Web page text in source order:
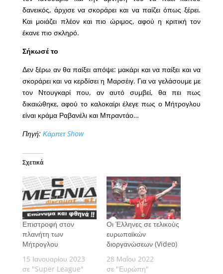
δανεικός, άρχισε να σκοράρει και να παίζει όπως ξέρει.
Και μοιάζει πλέον και πιο ώριμος, αφού η κριτική τον
έκανε πιο σκληρό.
Σήκωσέ το
Δεν ξέρω αν θα παίξει απόψε: μακάρι και να παίξει και να
σκοράρει και να κερδίσει η Μαρσέιγ. Για να γελάσουμε με
τον Ντουγκαρί που, αν αυτό συμβεί, θα πει πως
δικαιώθηκε, αφού το καλοκαίρι έλεγε πως ο Μήτρογλου
είναι κράμα Ραβανέλι και Μπραντάο…
Πηγή: Κάρπετ Show
Σχετικά
Επιστροφή στον
πλανήτη των
Μήτρογλου
15 Ιανουαρίου 2023
σε "Super League"
Οι Έλληνες σε τελικούς
ευρωπαϊκών
διοργανώσεων (Video)
28 Μαΐου 2022
σε "Ευρώπη"